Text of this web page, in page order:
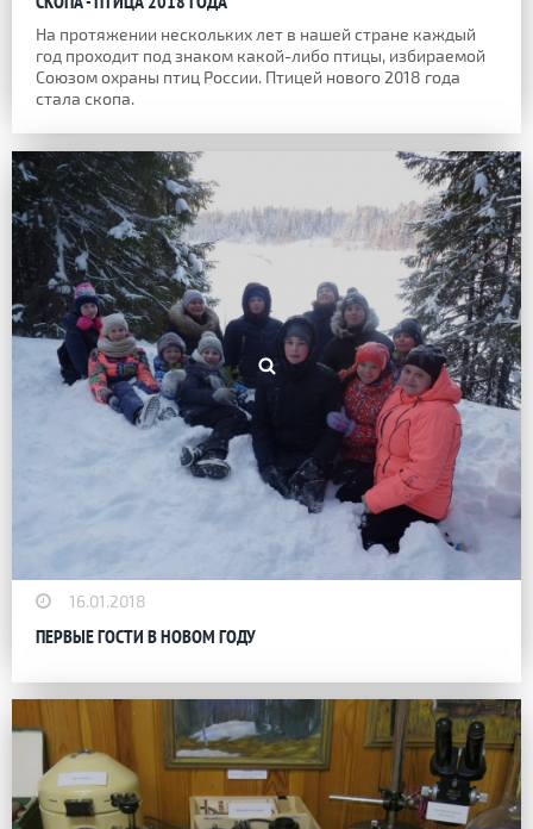
На протяжении нескольких лет в нашей стране каждый
год проходит под знаком какой-либо птицы, избираемой
Союзом охраны птиц России. Птицей нового 2018 года
стала скопа.
16.01.2018
ПЕРВЫЕ ГОСТИ В НОВОМ ГОДУ